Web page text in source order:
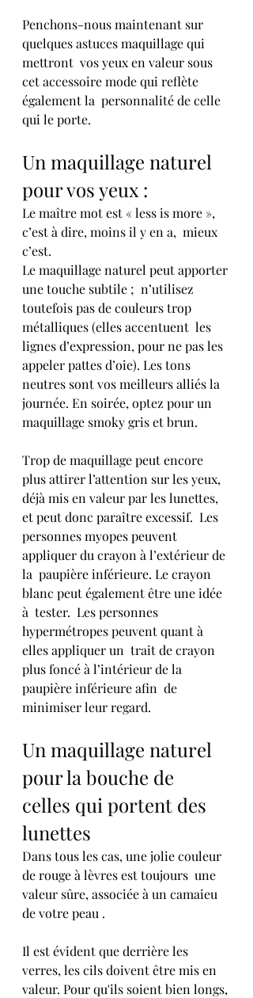
Penchons-nous maintenant sur
quelques astuces maquillage qui
mettront  vos yeux en valeur sous
cet accessoire mode qui reflète
également la  personnalité de celle
qui le porte.
Un maquillage naturel
pour vos yeux :
Le maître mot est « less is more »,
c’est à dire, moins il y en a,  mieux
c’est.
Le maquillage naturel peut apporter
une touche subtile ;  n’utilisez
toutefois pas de couleurs trop
métalliques (elles accentuent  les
lignes d’expression, pour ne pas les
appeler pattes d’oie). Les tons
neutres sont vos meilleurs alliés la
journée. En soirée, optez pour un
maquillage smoky gris et brun.
Trop de maquillage peut encore
plus attirer l’attention sur les yeux,
déjà mis en valeur par les lunettes,
et peut donc paraître excessif.  Les
personnes myopes peuvent
appliquer du crayon à l’extérieur de
la  paupière inférieure. Le crayon
blanc peut également être une idée
à  tester.  Les personnes
hypermétropes peuvent quant à
elles appliquer un  trait de crayon
plus foncé à l’intérieur de la
paupière inférieure afin  de
minimiser leur regard.
Un maquillage naturel
pour la bouche de
celles qui portent des
lunettes
Dans tous les cas, une jolie couleur
de rouge à lèvres est toujours  une
valeur sûre, associée à un camaieu
de votre peau .
Il est évident que derrière les
verres, les cils doivent être mis en
valeur. Pour qu'ils soient bien longs,